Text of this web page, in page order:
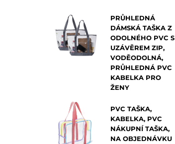
PRŮHLEDNÁ
DÁMSKÁ TAŠKA Z
ODOLNÉHO PVC S
UZÁVĚREM ZIP,
VODĚODOLNÁ,
PRŮHLEDNÁ PVC
KABELKA PRO
ŽENY
PVC TAŠKA,
KABELKA, PVC
NÁKUPNÍ TAŠKA,
NA OBJEDNÁVKU